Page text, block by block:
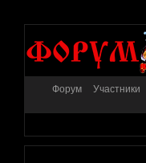
Форум Участники